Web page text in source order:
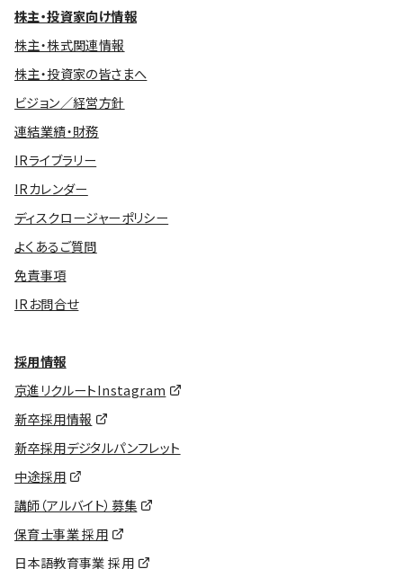
株主・投資家向け情報
株主・株式関連情報
株主・投資家の皆さまへ
ビジョン／経営方針
連結業績・財務
IRライブラリー
IRカレンダー
ディスクロージャーポリシー
よくあるご質問
免責事項
IRお問合せ
採用情報
京進リクルートInstagram
新卒採用情報
新卒採用デジタルパンフレット
中途採用
講師（アルバイト）募集
保育士事業 採用
日本語教育事業 採用